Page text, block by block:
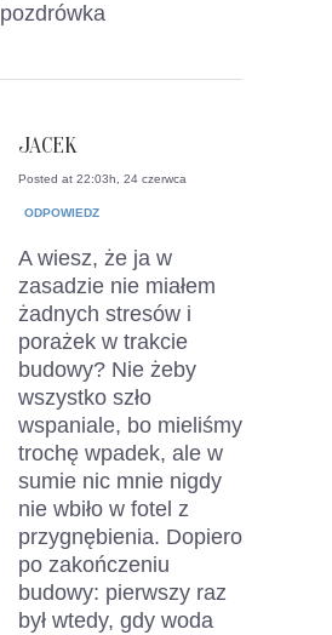
pozdrówka
JACEK
Posted at 22:03h, 24 czerwca
ODPOWIEDZ
A wiesz, że ja w
zasadzie nie miałem
żadnych stresów i
porażek w trakcie
budowy? Nie żeby
wszystko szło
wspaniale, bo mieliśmy
trochę wpadek, ale w
sumie nic mnie nigdy
nie wbiło w fotel z
przygnębienia. Dopiero
po zakończeniu
budowy: pierwszy raz
był wtedy, gdy woda